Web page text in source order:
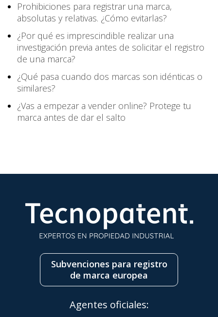
Prohibiciones para registrar una marca,
absolutas y relativas. ¿Cómo evitarlas?
¿Por qué es imprescindible realizar una
investigación previa antes de solicitar el registro
de una marca?
¿Qué pasa cuando dos marcas son idénticas o
similares?
¿Vas a empezar a vender online? Protege tu
marca antes de dar el salto
Subvenciones para registro
de marca europea
Agentes oficiales: